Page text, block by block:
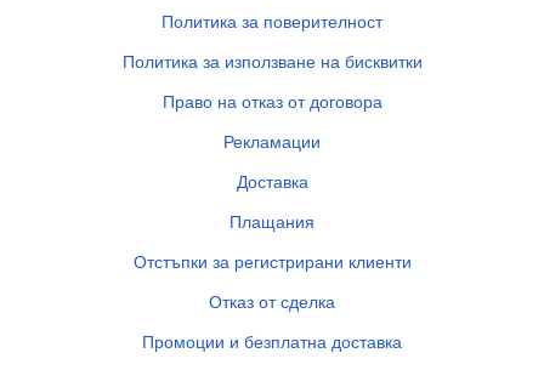
Политика за поверителност
Политика за използване на бисквитки
Право на отказ от договора
Рекламации
Доставка
Плащания
Отстъпки за регистрирани клиенти
Отказ от сделка
Промоции и безплатна доставка